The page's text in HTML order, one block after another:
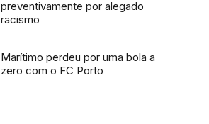
preventivamente por alegado
racismo
Marítimo perdeu por uma bola a
zero com o FC Porto